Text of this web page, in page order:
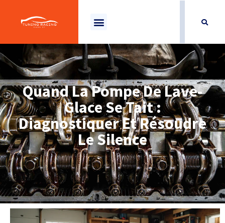
Quand La Pompe De Lave-
Glace Se Tait :
Diagnostiquer Et Résoudre
Le Silence